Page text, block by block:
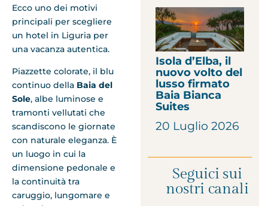
Ecco uno dei motivi
principali per scegliere
un hotel in Liguria per
una vacanza autentica.
Piazzette colorate, il blu
continuo della Baia del
Sole, albe luminose e
tramonti vellutati che
scandiscono le giornate
con naturale eleganza. È
un luogo in cui la
dimensione pedonale e
la continuità tra
caruggio, lungomare e
Isola d’Elba, il
nuovo volto del
lusso firmato
Baia Bianca
Suites
20 Luglio 2026
Seguici sui
nostri canali